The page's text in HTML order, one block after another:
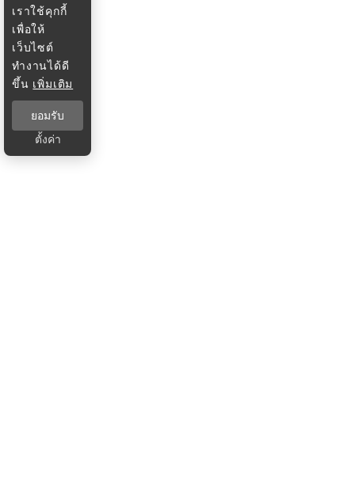
เราใช้คุกกี้
เพื่อให้
เว็บไซต์
ทำงานได้ดี
ขึ้น เพิ่มเติม
ยอมรับ
ตั้งค่า